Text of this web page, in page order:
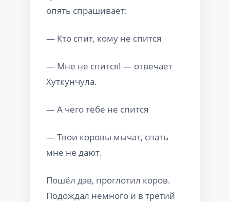
опять спрашивает:
— Кто спит, кому не спится
— Мне не спится! — отвечает
Хуткунчула.
— А чего тебе не спится
— Твои коровы мычат, спать
мне не дают.
Пошёл дэв, проглотил коров.
Подождал немного и в третий